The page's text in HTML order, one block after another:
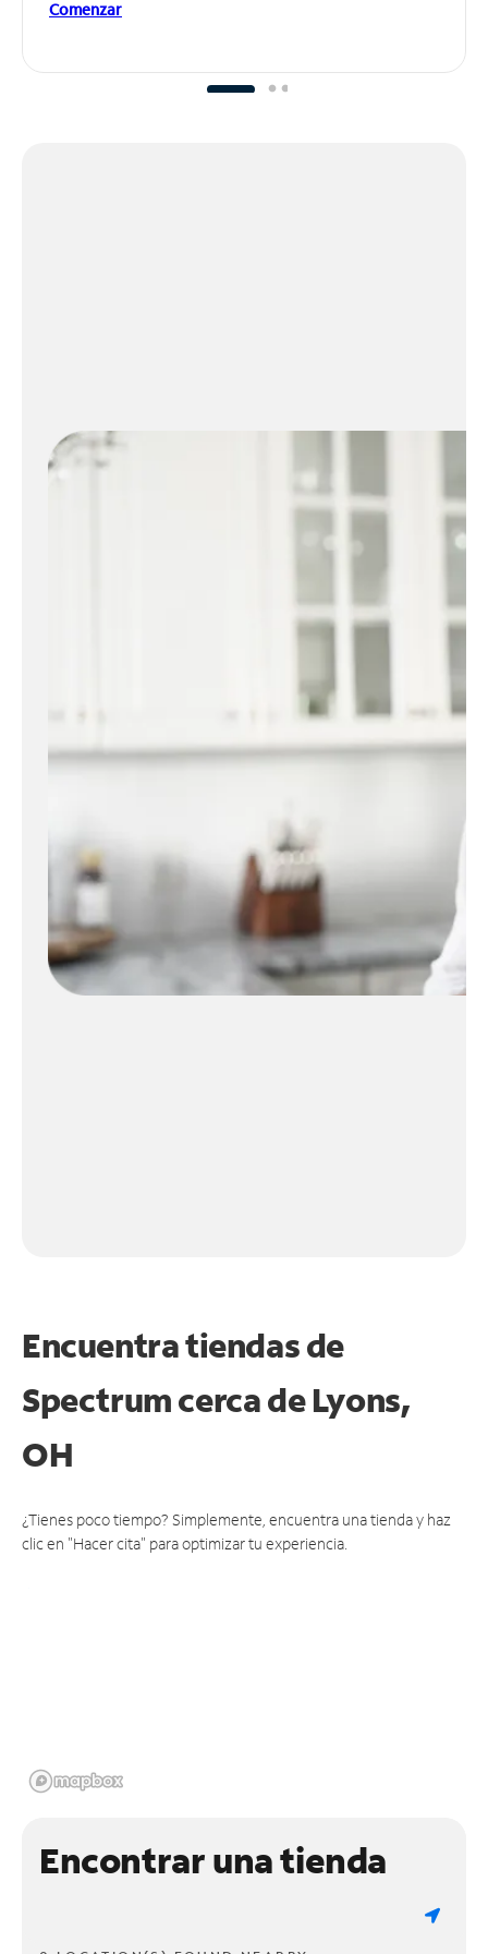
Comenzar
Encuentra tiendas de
Spectrum cerca deLyons,
OH
¿Tienes poco tiempo? Simplemente, encuentra una tienda y haz
clic en "Hacer cita" para optimizar tu experiencia.
Encontrar una tienda